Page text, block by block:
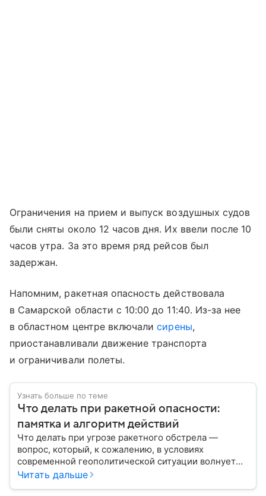
Ограничения на прием и выпуск воздушных судов
были сняты около 12 часов дня. Их ввели после 10
часов утра. За это время ряд рейсов был
задержан.
Напомним, ракетная опасность действовала
в Самарской области с 10:00 до 11:40. Из-за нее
в областном центре включалисирены,
приостанавливали движение транспорта
и ограничивали полеты.
Узнать больше по теме
Что делать при ракетной опасности:
памятка и алгоритм действий
Что делать при угрозе ракетного обстрела —
вопрос, который, к сожалению, в условиях
современной геополитической ситуации волнует
все больше людей. В материале мы рассказываем,
Читать дальше